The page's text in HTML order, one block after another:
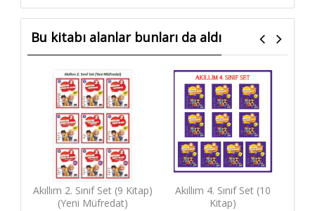
Bu kitabı alanlar bunları da aldı
Akıllım 2. Sınıf Set (9 Kitap)
(Yeni Müfredat)
Akıllım 4. Sınıf Set (10
Kitap)